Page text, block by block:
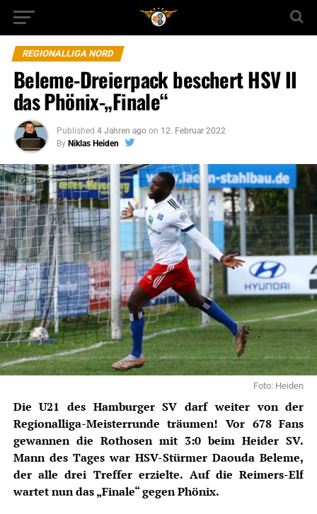
REGIONALLIGA NORD
Beleme-Dreierpack beschert HSV II
das Phönix-„Finale“
Published 4 Jahren ago on 12. Februar 2022
By Niklas Heiden
Foto: Heiden
Die U21 des Hamburger SV darf weiter von der
Regionalliga-Meisterrunde träumen! Vor 678 Fans
gewannen die Rothosen mit 3:0 beim Heider SV.
Mann des Tages war HSV-Stürmer Daouda Beleme,
der alle drei Treffer erzielte. Auf die Reimers-Elf
wartet nun das „Finale“ gegen Phönix.